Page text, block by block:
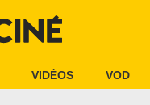
VIDÉOS VOD